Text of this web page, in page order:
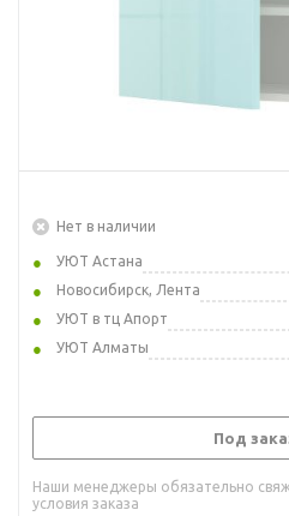
Нет в наличии
УЮТ Астана
Новосибирск, Лента
УЮТ в тц Апорт
УЮТ Алматы
Под
Наши менеджеры обязательно
условия заказа